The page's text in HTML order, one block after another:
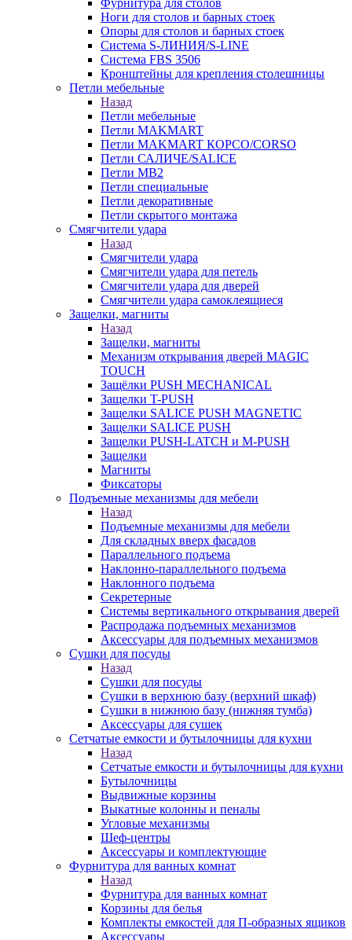
Фурнитура для столов
Ноги для столов и барных стоек
Опоры для столов и барных стоек
Система S-ЛИНИЯ/S-LINE
Система FBS 3506
Кронштейны для крепления столешницы
Петли мебельные
Назад
Петли мебельные
Петли MAKMART
Петли MAKMART КОРСО/CORSO
Петли САЛИЧЕ/SALICE
Петли MB2
Петли специальные
Петли декоративные
Петли скрытого монтажа
Смягчители удара
Назад
Смягчители удара
Смягчители удара для петель
Смягчители удара для дверей
Cмягчители удара самоклеящиеся
Защелки, магниты
Назад
Защелки, магниты
Механизм открывания дверей MAGIC
TOUCH
Защёлки PUSH MECHANICAL
Защелки T-PUSH
Защелки SALICE PUSH MAGNETIC
Защелки SALICE PUSH
Защелки PUSH-LATCH и M-PUSH
Защелки
Магниты
Фиксаторы
Подъемные механизмы для мебели
Назад
Подъемные механизмы для мебели
Для складных вверх фасадов
Параллельного подъема
Наклонно-параллельного подъема
Наклонного подъема
Секретерные
Системы вертикального открывания дверей
Распродажа подъемных механизмов
Аксессуары для подъемных механизмов
Сушки для посуды
Назад
Сушки для посуды
Сушки в верхнюю базу (верхний шкаф)
Сушки в нижнюю базу (нижняя тумба)
Аксессуары для сушек
Сетчатые емкости и бутылочницы для кухни
Назад
Сетчатые емкости и бутылочницы для кухни
Бутылочницы
Выдвижные корзины
Выкатные колонны и пеналы
Угловые механизмы
Шеф-центры
Аксессуары и комплектующие
Фурнитура для ванных комнат
Назад
Фурнитура для ванных комнат
Корзины для белья
Комплекты емкостей для П-образных ящиков
Аксессуары